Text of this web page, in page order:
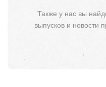
Также у нас вы
выпусков и новости